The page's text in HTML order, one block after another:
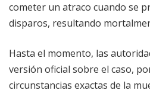
cometer un atraco cuando se
disparos, resultando
Hasta el momento, las
versión oficial sobre el caso,
circunstancias exactas de la